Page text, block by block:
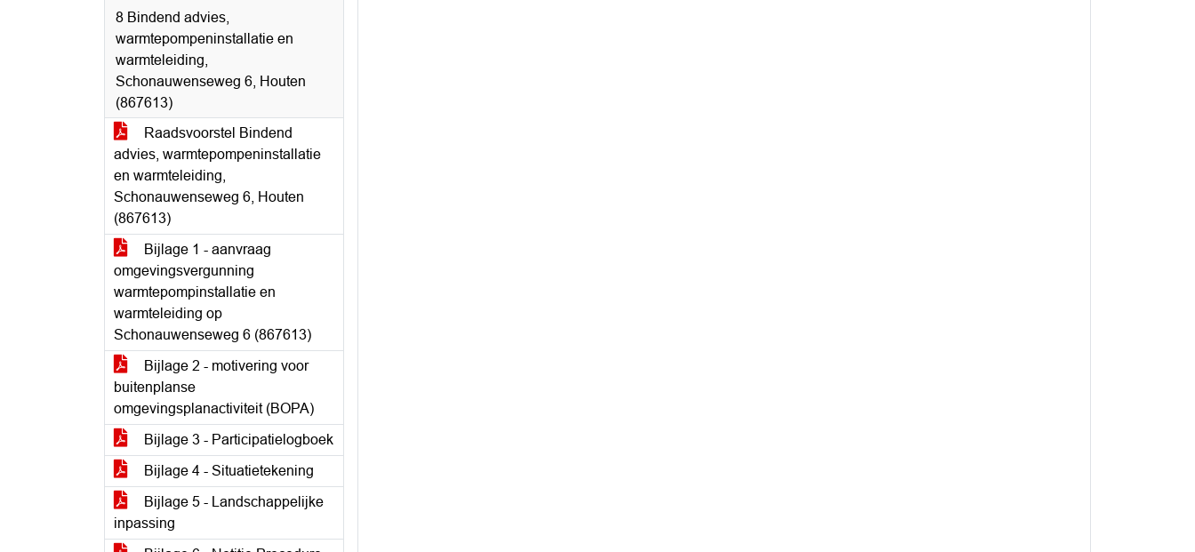
8 Bindend advies,
warmtepompeninstallatie en
warmteleiding,
Schonauwenseweg 6, Houten
(867613)
Raadsvoorstel Bindend
advies, warmtepompeninstallatie
en warmteleiding,
Schonauwenseweg 6, Houten
(867613)
Bijlage 1 - aanvraag
omgevingsvergunning
warmtepompinstallatie en
warmteleiding op
Schonauwenseweg 6 (867613)
Bijlage 2 - motivering voor
buitenplanse
omgevingsplanactiviteit (BOPA)
Bijlage 3 - Participatielogboek
Bijlage 4 - Situatietekening
Bijlage 5 - Landschappelijke
inpassing